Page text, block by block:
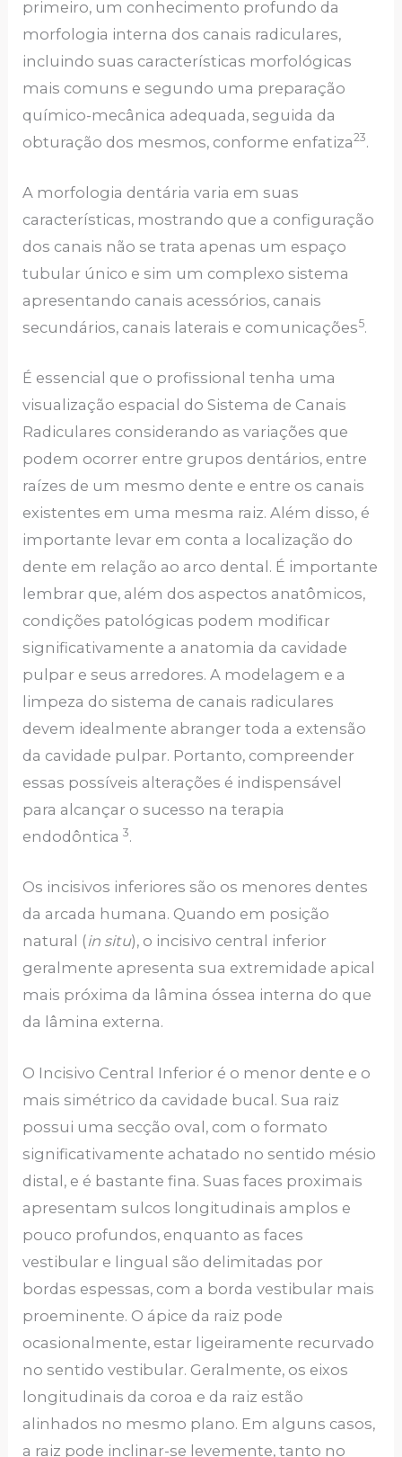
primeiro, um conhecimento profundo da
morfologia interna dos canais radiculares,
incluindo suas características morfológicas
mais comuns e segundo uma preparação
químico-mecânica adequada, seguida da
obturação dos mesmos, conforme enfatiza23.
A morfologia dentária varia em suas
características, mostrando que a configuração
dos canais não se trata apenas um espaço
tubular único e sim um complexo sistema
apresentando canais acessórios, canais
secundários, canais laterais e comunicações5.
É essencial que o profissional tenha uma
visualização espacial do Sistema de Canais
Radiculares considerando as variações que
podem ocorrer entre grupos dentários, entre
raízes de um mesmo dente e entre os canais
existentes em uma mesma raiz. Além disso, é
importante levar em conta a localização do
dente em relação ao arco dental. É importante
lembrar que, além dos aspectos anatômicos,
condições patológicas podem modificar
significativamente a anatomia da cavidade
pulpar e seus arredores. A modelagem e a
limpeza do sistema de canais radiculares
devem idealmente abranger toda a extensão
da cavidade pulpar. Portanto, compreender
essas possíveis alterações é indispensável
para alcançar o sucesso na terapia
endodôntica3.
Os incisivos inferiores são os menores dentes
da arcada humana. Quando em posição
natural (in situ), o incisivo central inferior
geralmente apresenta sua extremidade apical
mais próxima da lâmina óssea interna do que
da lâmina externa.
O Incisivo Central Inferior é o menor dente e o
mais simétrico da cavidade bucal. Sua raiz
possui uma secção oval, com o formato
significativamente achatado no sentido mésio
distal, e é bastante fina. Suas faces proximais
apresentam sulcos longitudinais amplos e
pouco profundos, enquanto as faces
vestibular e lingual são delimitadas por
bordas espessas, com a borda vestibular mais
proeminente. O ápice da raiz pode
ocasionalmente, estar ligeiramente recurvado
no sentido vestibular. Geralmente, os eixos
longitudinais da coroa e da raiz estão
alinhados no mesmo plano. Em alguns casos,
a raiz pode inclinar-se levemente, tanto no